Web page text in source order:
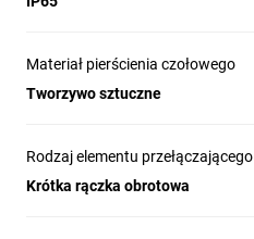
Materiał pierścienia czołowego
Tworzywo sztuczne
Rodzaj elementu przełączającego
Krótka rączka obrotowa